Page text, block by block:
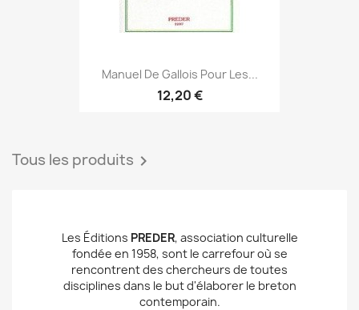
Manuel De Gallois Pour Les...
12,20 €
Tous les produits 
Les Éditions PREDER, association culturelle
fondée en 1958, sont le carrefour où se
rencontrent des chercheurs de toutes
disciplines dans le but d'élaborer le breton
contemporain.